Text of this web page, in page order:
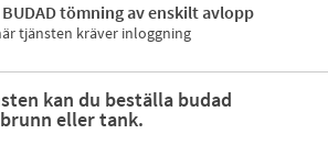
tömning av enskilt avlopp
tjänsten kräver inloggning
kan du beställa budad
eller tank.